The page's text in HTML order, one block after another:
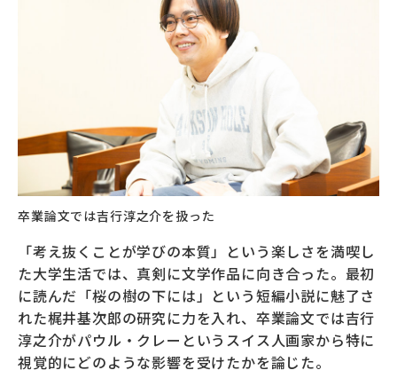
卒業論文では吉行淳之介を扱った
「考え抜くことが学びの本質」という楽しさを満喫し
た大学生活では、真剣に文学作品に向き合った。最初
に読んだ「桜の樹の下には」という短編小説に魅了さ
れた梶井基次郎の研究に力を入れ、卒業論文では吉行
淳之介がパウル・クレーというスイス人画家から特に
視覚的にどのような影響を受けたかを論じた。